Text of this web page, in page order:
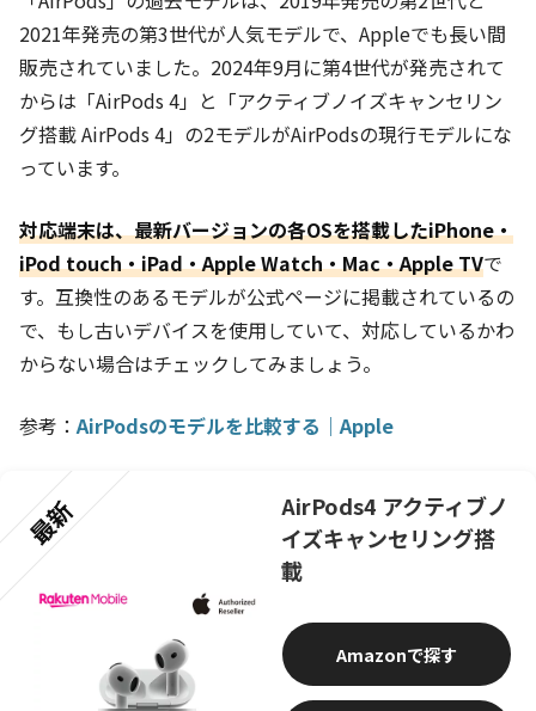
2021年発売の第3世代が人気モデルで、Appleでも長い間
販売されていました。2024年9月に第4世代が発売されて
からは「AirPods 4」と「アクティブノイズキャンセリン
グ搭載 AirPods 4」の2モデルがAirPodsの現行モデルにな
っています。
対応端末は、最新バージョンの各OSを搭載したiPhone・
iPod touch・iPad・Apple Watch・Mac・Apple TVで
す。互換性のあるモデルが公式ページに掲載されているの
で、もし古いデバイスを使用していて、対応しているかわ
からない場合はチェックしてみましょう。
参考：AirPodsのモデルを比較する｜Apple
最新
AirPods4 アクティブノ
イズキャンセリング搭
載
Amazon